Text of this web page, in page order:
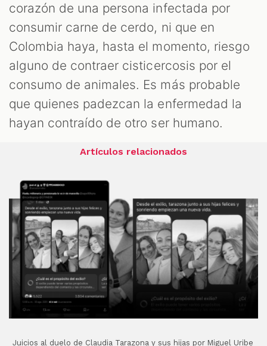
corazón de una persona infectada por
consumir carne de cerdo, ni que en
Colombia haya, hasta el momento, riesgo
alguno de contraer cisticercosis por el
consumo de animales. Es más probable
que quienes padezcan la enfermedad la
hayan contraído de otro ser humano.
Artículos relacionados
Juicios al duelo de Claudia Tarazona y sus hijas por Miguel Uribe